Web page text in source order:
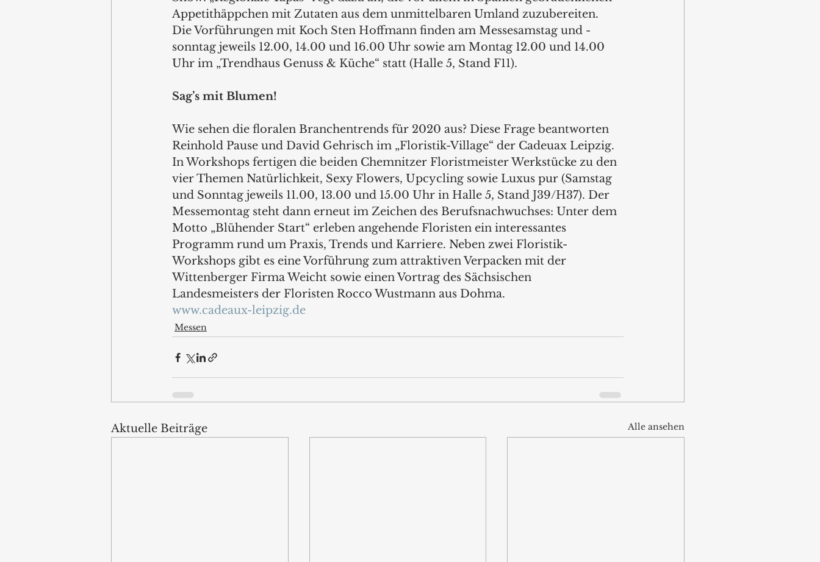
Appetithäppchen mit Zutaten aus dem unmittelbaren Umland zuzubereiten.
Die Vorführungen mit Koch Sten Hoffmann finden am Messesamstag und -
sonntag jeweils 12.00, 14.00 und 16.00 Uhr sowie am Montag 12.00 und 14.00
Uhr im „Trendhaus Genuss & Küche“ statt (Halle 5, Stand F11).
Sag’s mit Blumen!
Wie sehen die floralen Branchentrends für 2020 aus? Diese Frage beantworten
Reinhold Pause und David Gehrisch im „Floristik-Village“ der Cadeuax Leipzig.
In Workshops fertigen die beiden Chemnitzer Floristmeister Werkstücke zu den
vier Themen Natürlichkeit, Sexy Flowers, Upcycling sowie Luxus pur (Samstag
und Sonntag jeweils 11.00, 13.00 und 15.00 Uhr in Halle 5, Stand J39/H37). Der
Messemontag steht dann erneut im Zeichen des Berufsnachwuchses: Unter dem
Motto „Blühender Start“ erleben angehende Floristen ein interessantes
Programm rund um Praxis, Trends und Karriere. Neben zwei Floristik-
Workshops gibt es eine Vorführung zum attraktiven Verpacken mit der
Wittenberger Firma Weicht sowie einen Vortrag des Sächsischen
Landesmeisters der Floristen Rocco Wustmann aus Dohma.
www.cadeaux-leipzig.de
Messen
Aktuelle Beiträge Alle ansehen